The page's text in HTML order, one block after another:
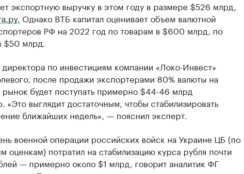
экспортную выручку в этом году в размере $526 млрд,
Однако ВТБ капитал оценивает объем валютной
РФ на 2022 год по товарам в $600 млрд, по
$50 млрд.
по инвестициям компании «Локо-Инвест»
после продажи экспортерами 80% валюты на
рынок будет поступать примерно $44-46 млрд
«Это выглядит достаточным, чтобы стабилизировать
ближайших недель», — пояснил эксперт.
военной операции российских войск на Украине ЦБ (по
оценкам) потратил на стабилизацию курса рубля почти
— примерно около $1 млрд, говорит аналитик ФГ